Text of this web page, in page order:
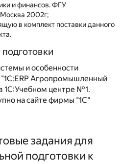
и финансов. ФГУ
2002г;
в комплект поставки данного
и особенности
Агропромышленный
1С:Учебном центре №1.
на сайте фирмы "1С"
задания для
подготовки к